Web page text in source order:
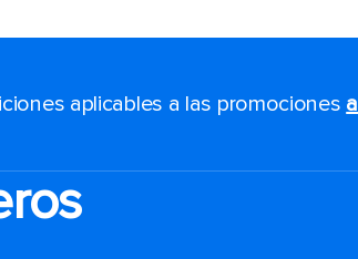
aplicables a las promociones